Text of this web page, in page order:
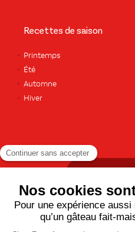
Recettes de saison
Printemps
Été
Automne
Hiver
Pour votre santé, pratiquez